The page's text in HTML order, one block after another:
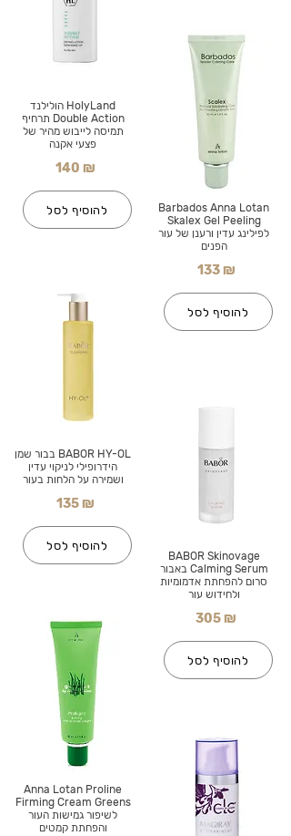
HolyLand הולילנד
Double Action תרחיף
תמיסה לייבוש מהיר של
פצעי אקנה
140 ₪
להוסיף לסל
BABOR HY-OL בבור שמן
הידרופילי לניקוי עדין
ושמירה על הלחות בעור
135 ₪
להוסיף לסל
Anna Lotan Proline
Firming Cream Greens
לשיפור גמישות העור
והפחתת קמטים
Barbados Anna Lotan
Skalex Gel Peeling
לפילינג עדין ורענן של עור
הפנים
133 ₪
להוסיף לסל
BABOR Skinovage
Calming Serum באבור
סרום להפחתת אדמומיות
ולחידוש עור
305 ₪
להוסיף לסל